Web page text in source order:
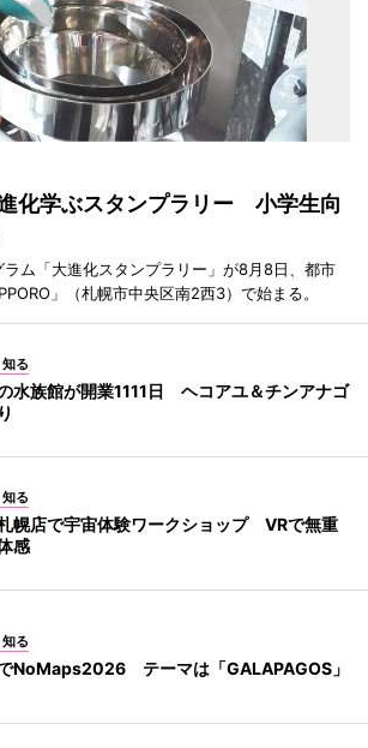
化学ぶスタンプラリー 小学生向
ム「大進化スタンプラリー」が8月8日、都市
」（札幌市中央区南2西3）で始まる。
る
水族館が開業1111日 ヘコアユ＆チンアナゴ
る
幌店で宇宙体験ワークショップ VRで無重
感
る
NoMaps2026 テーマは「GALAPAGOS」